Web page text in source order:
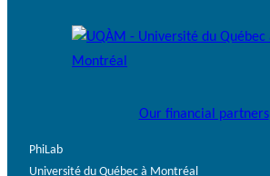
Our financial partners
PhiLab
Université du Québec à Montréal